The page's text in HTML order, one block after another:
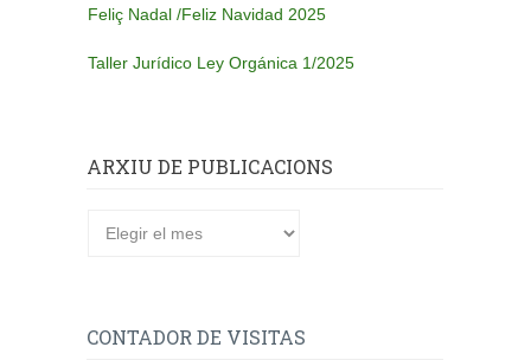
Feliç Nadal /Feliz Navidad 2025
Taller Jurídico Ley Orgánica 1/2025
ARXIU DE PUBLICACIONS
CONTADOR DE VISITAS